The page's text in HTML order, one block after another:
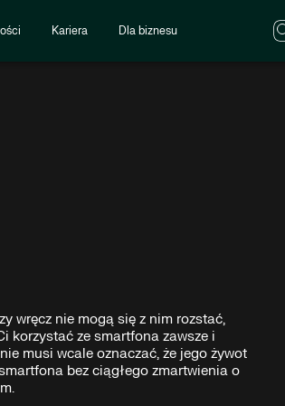
Kariera Dla biznesu
wręcz nie mogą się z nim rozstać,
korzystać ze smartfona zawsze i
musi wcale oznaczać, że jego żywot
bez ciągłego zmartwienia o